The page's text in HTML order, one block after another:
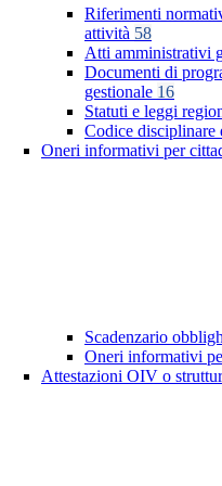
Riferimenti
attività 58
Atti amministrativi
Documenti di
gestionale 16
Statuti e leggi
Codice disciplinare
Oneri informativi per
Scadenzario
Oneri informativi
Attestazioni OIV o